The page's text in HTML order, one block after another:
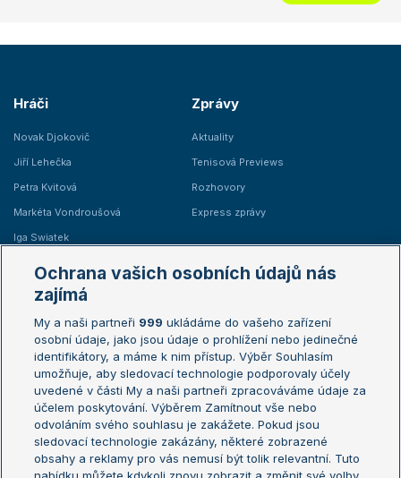
Hráči
Novak Djokovič
Jiří Lehečka
Petra Kvitová
Markéta Vondroušová
Iga Swiatek
Zprávy
Aktuality
Tenisová Previews
Rozhovory
Express zprávy
Žebříčky
Žebříček ATP (muži)
Žebříček WTA (ženy)
Sázkařský žebříček
Australian Open
French Open
Wimbledon
US Open
Turnaj mistrů
Turnaj mistryň
Ochrana vašich osobních údajů nás
zajímá
My a naši partneři 999 ukládáme do vašeho zařízení
osobní údaje, jako jsou údaje o prohlížení nebo jedinečné
identifikátory, a máme k nim přístup. Výběr Souhlasím
umožňuje, aby sledovací technologie podporovaly účely
uvedené v části My a naši partneři zpracováváme údaje za
účelem poskytování. Výběrem Zamítnout vše nebo
odvoláním svého souhlasu je zakážete. Pokud jsou
sledovací technologie zakázány, některé zobrazené
obsahy a reklamy pro vás nemusí být tolik relevantní. Tuto